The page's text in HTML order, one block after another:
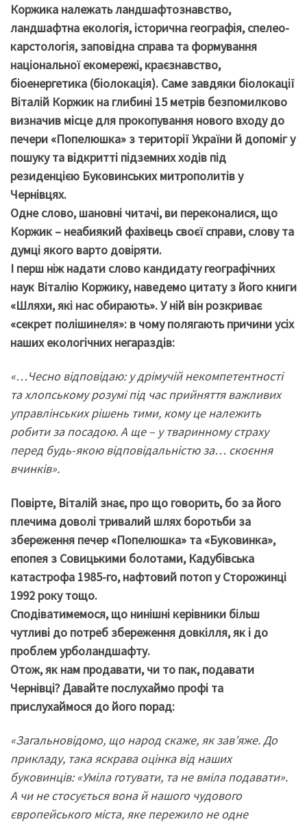
Коржика належать ландшафтознавство,
ландшафтна екологія, історична географія, спелео-
карстологія, заповідна справа та формування
національної екомережі, краєзнавство,
біоенергетика (біолокація). Саме завдяки біолокації
Віталій Коржик на глибині 15 метрів безпомилково
визначив місце для прокопування нового входу до
печери «Попелюшка» з території України й допоміг у
пошуку та відкритті підземних ходів під
резиденцією Буковинських митрополитів у
Чернівцях.
Одне слово, шановні читачі, ви переконалися, що
Коржик – неабиякий фахівець своєї справи, слову та
думці якого варто довіряти.
І перш ніж надати слово кандидату географічних
наук Віталію Коржику, наведемо цитату з його книги
«Шляхи, які нас обирають». У ній він розкриває
«секрет полішинеля»: в чому полягають причини усіх
наших екологічних негараздів:
«…Чесно відповідаю: у дрімучій некомпетентності
та хлопському розумі під час прийняття важливих
управлінських рішень тими, кому це належить
робити за посадою. А ще – у тваринному страху
перед будь-якою відповідальністю за… скоєння
вчинків».
Повірте, Віталій знає, про що говорить, бо за його
плечима доволі тривалий шлях боротьби за
збереження печер «Попелюшка» та «Буковинка»,
епопея з Совицькими болотами, Кадубівська
катастрофа 1985-го, нафтовий потоп у Сторожинці
1992 року тощо.
Сподіватимемося, що нинішні керівники більш
чутливі до потреб збереження довкілля, як і до
проблем урболандшафту.
Отож, як нам продавати, чи то пак, подавати
Чернівці? Давайте послухаймо профі та
прислухаймося до його порад:
«Загальновідомо, що народ скаже, як зав’яже. До
прикладу, така яскрава оцінка від наших
буковинців: «Уміла готувати, та не вміла подавати».
А чи не стосується вона й нашого чудового
європейського міста, яке пережило не одне